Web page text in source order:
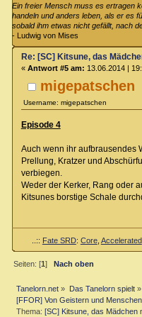
Ein freier Mensch muss es ertragen
handeln und anders leben, als er es
sobald ihm etwas nicht gefällt, nach
- Ludwig von Mises
migepatschen
Username: migepatschen
Re: [SC] Kitsune, das
« Antwort #5 am: 13.06.2014 |
Episode 4
Auch wenn ihr aufbrausendes
Prellung, Kratzer und
verbiegen.
Weder der Kerker, Rang oder
Kitsunes borstige Schale
..:: Fate SRD: Core, Accelerated
Seiten: [1]
Nach oben
Tanelorn.net » Das Tanelorn spielt»
[FFOR] Von Geistern und
Thema:[SC] Kitsune, das Mädchen